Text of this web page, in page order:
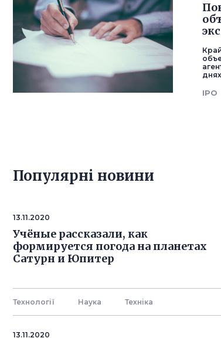
IPO
Популярнi новини
13.11.2020
Учёные рассказали, как
формируется погода на планетах
Сатурн и Юпитер
Технології Наука Технiка
13.11.2020